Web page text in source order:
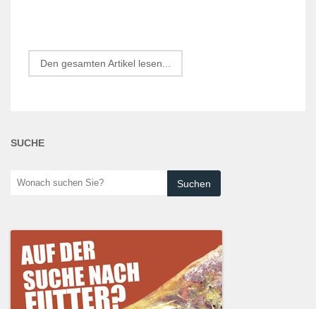
Den gesamten Artikel lesen...
SUCHE
Wonach